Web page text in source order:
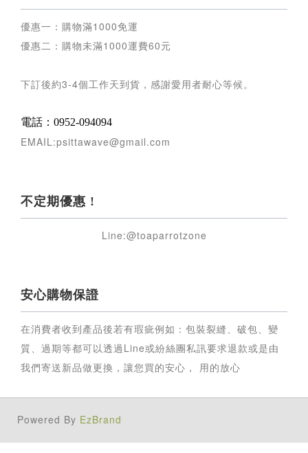
優惠一：購物滿1000免運
優惠二：購物未滿1000運費60元
下訂後約3-4個工作天到貨，感謝愛用者耐心等候。
電話：0952-094094
EMAIL:psittawave@gmail.com
不定期優惠 !
Line:@toaparrotzone
安心購物保證
在消費者收到產品後若有瑕疵例如：包裝裂縫、破包、變
質、過期等都可以透過Line或紛絲團私訊要求退款或是由
我們寄送新品做更換，讓您買的安心， 用的放心
Powered By EzBrand